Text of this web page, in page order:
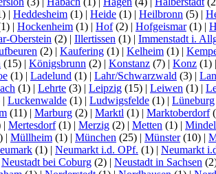
| Heddesheim (1) | Heide (1) | Heilbronn (5) |
| Hockenheim (1) | Hof(2) | Hofgeismar(1) |
Oberstein (2) | Illertissen (1) | Immenstadt i.
(2) | Kaufering (1) | Kelheim (1) |
(15) | Königsbrunn (2) | Konstanz (7) | Konz (1) |
(1) | Ladelund (1) | Lahr/Schwarzwald (3) |
(1) | Lehrte (3) | Leipzig (15) | Leiwen (1) |
| Luckenwalde (1) | Ludwigsfelde (1) | Lüneburg
(11) | Marburg (2) | Marktl (1) | Marktoberdorf
| Mertesdorf(1) | Merzig (2) | Metten (1) |
| Müllheim (1) | München (25) | Münster(10) |
(1) | Neumarkt i.d. OPf. (1) | Neumarkt
Neustadt bei Coburg (2) | Neustadt in Sachsen